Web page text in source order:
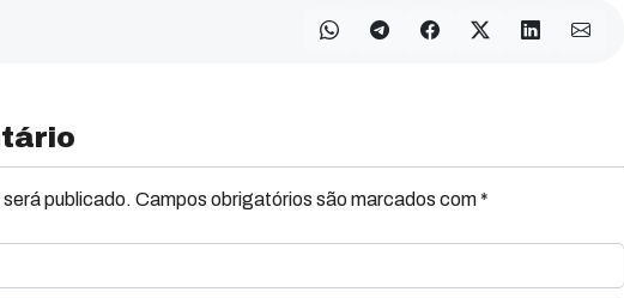
publicado. Campos obrigatórios são marcados com *